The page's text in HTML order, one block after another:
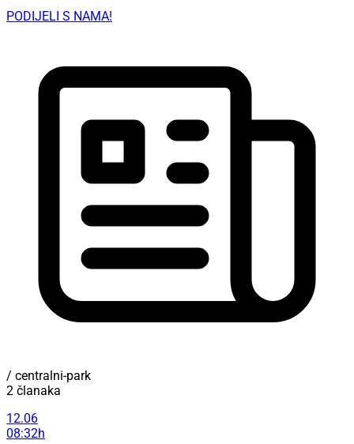
PODIJELI S NAMA!
/ centralni-park
2 članaka
12.06
08:32h